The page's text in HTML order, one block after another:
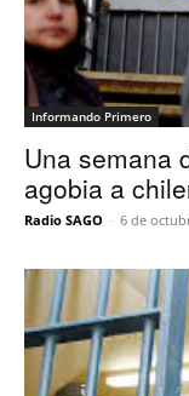
Informando Primero
Una semana
agobia a
Radio SAGO - 6 de